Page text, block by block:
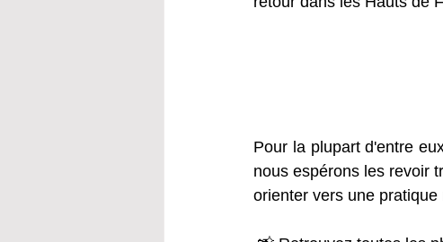
Pour la plupart d'entre
nous espérons les revoir
orienter vers une